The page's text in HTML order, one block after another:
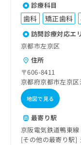
診療科目
歯科 矯正歯科
訪問診療対応エ
京都市左京区
住所
〒606-8411
京都府京都市左京
地図で見る
最寄り駅
京阪電気鉄道鴨東線
その他の最寄り駅